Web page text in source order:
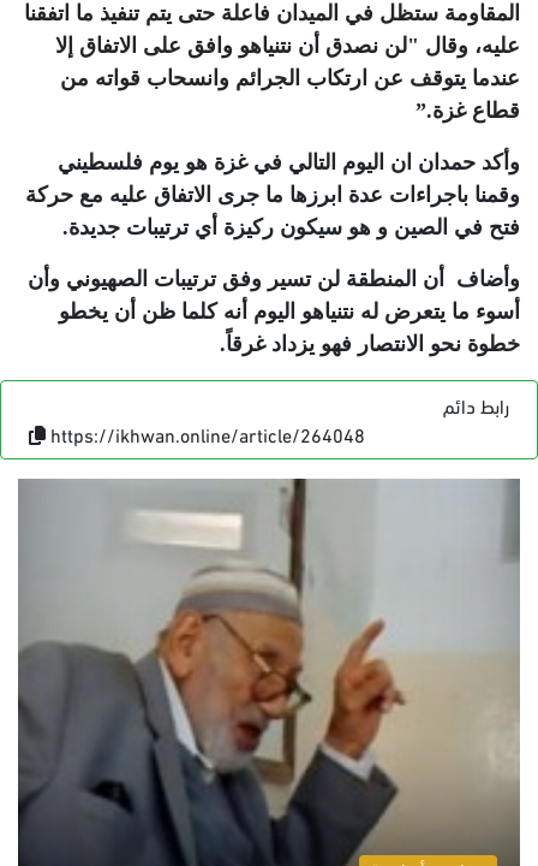
المقاومة ستظل في الميدان فاعلة حتى يتم تنفيذ ما اتفقنا
عليه، وقال "لن نصدق أن نتنياهو وافق على الاتفاق إلا
عندما يتوقف عن ارتكاب الجرائم وانسحاب قواته من
قطاع غزة”.
وأكد حمدان ان اليوم التالي في غزة هو يوم فلسطيني
وقمنا باجراءات عدة ابرزها ما جرى الاتفاق عليه مع حركة
فتح في الصين و هو سيكون ركيزة أي ترتيبات جديدة.
وأضاف أن المنطقة لن تسير وفق ترتيبات الصهيوني وأن
أسوء ما يتعرض له نتنياهو اليوم أنه كلما ظن أن يخطو
خطوة نحو الانتصار فهو يزداد غرقاً.
رابط دائم
https://ikhwan.online/article/264048